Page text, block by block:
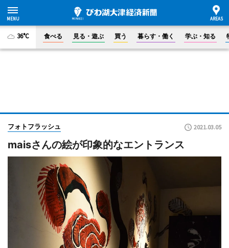
36°C 食べる 見る・遊ぶ 買う 暮らす・働く 学ぶ・知る
フォトフラッシュ 2021.03.05
maisさんの絵が印象的なエントランス